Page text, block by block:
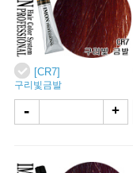
[CR7]
구리빛금발
- +